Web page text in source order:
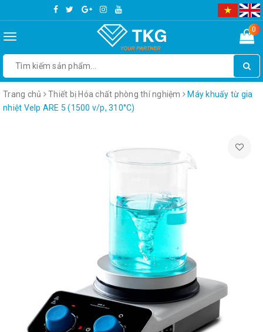
Toggle
0
Trang chủ Thiết bị Hóa chất phòng thí nghiệm
Máy khuấy từ gia
nhiệt Velp ARE 5 (1500 v/p, 310°C)